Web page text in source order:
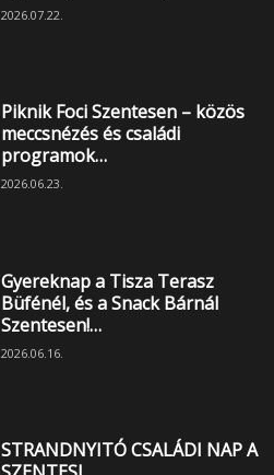
2026.07.22.
Piknik Foci Szentesen – közös
meccsnézés és családi
programok…
2026.06.23.
Gyereknap a Tisza Terasz
Büfénél, és a Snack Bárnál
Szentesen!…
2026.06.16.
STRANDNYITÓ CSALÁDI NAP A